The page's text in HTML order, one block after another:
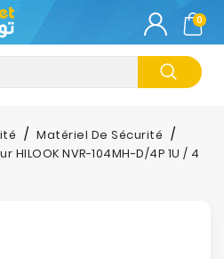
0
Matériel De Sécurité
HILOOK NVR-104MH-D/4P 1U / 4